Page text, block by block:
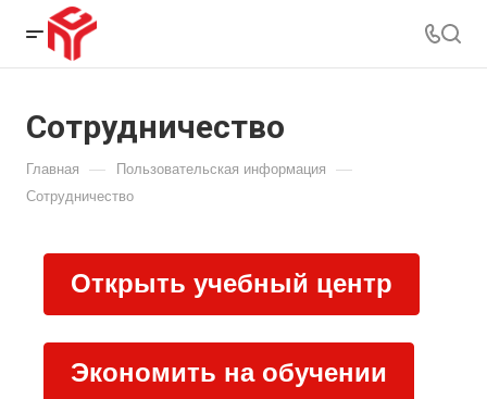
Сотрудничество
Главная — Пользовательская информация —
Сотрудничество
Открыть учебный центр
Экономить на обучении